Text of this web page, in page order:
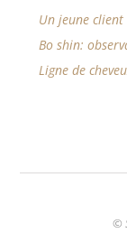
Un jeune
Bo shin:
Ligne de
©